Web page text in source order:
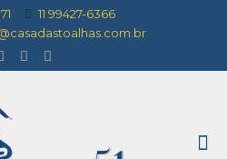
11 99427-6366